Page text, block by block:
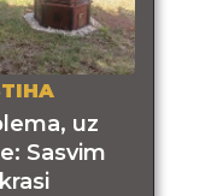
uz
Sasvim